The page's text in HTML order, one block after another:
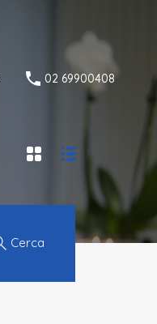
02 69900408
02 69900408
Cerca